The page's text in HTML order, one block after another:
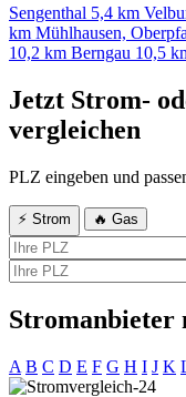
Sengenthal 5,4 km
km Mühlhausen,
10,2 km Berngau 10,5
Jetzt Strom-
vergleichen
PLZ eingeben und
⚡ Strom
🔥 Gas
Stromanbieter
A B C D E F G H I J K